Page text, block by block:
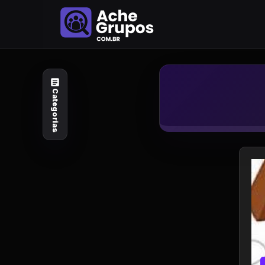
Explore por
assunto
Animais e Natureza
Arte e Design
Categorias